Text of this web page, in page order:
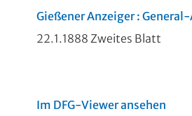
Gießener Anzeiger :
22.1.1888 Zweites Blatt
Im DFG-Viewer ansehen